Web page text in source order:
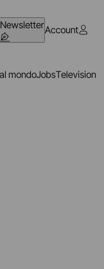
NewsletterAccount
mondoJobsTelevision